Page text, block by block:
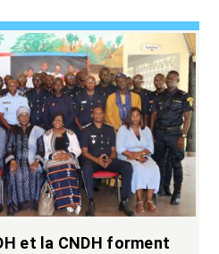
et la CNDH forment